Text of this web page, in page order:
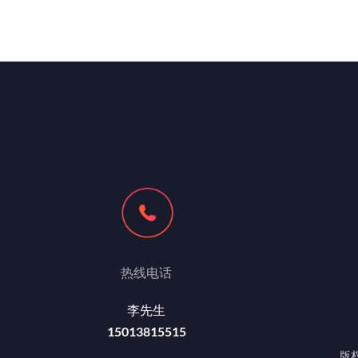
热线电话
李先生
15013815515
版